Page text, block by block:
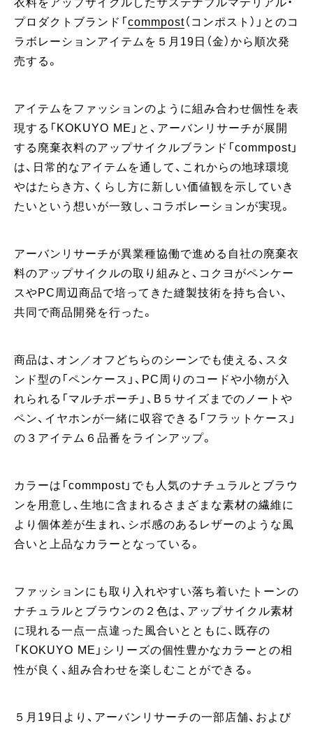
衣料をアップサイクルしたサステナブルマテリアル・
プロダクトブランド「 commpost（コンポスト）」とのコ
ラボレーションアイテムを５月19日（金）から順次発
売する。
アイテムをファッションのように組み合わせ個性を表
現する「KOKUYO ME」と、アーバンリサーチが展開
する廃棄衣料のアップサイクルブランド「commpost」
は、日常的なアイテムを通して、これからの地球環境
やはたらき方、くらし方に新しい価値観を示していき
たいという想いが一致し、コラボレーションが実現。
アーバンリサーチが異業種協働で進める自社の廃棄衣
料のアップサイクルの取り組みと、コクヨがペンケー
スやPC周辺商品で培ってきた縫製技術を持ち合い、
共同で商品開発を行った。
商品は、オン／オフどちらのシーンでも使える、スタ
ンド型の「ペンケース」、PC周りのコードや小物が入
れられる「マルチポーチ」、B５サイズまでのノートや
ペン、イヤホンが一緒に収容できる「フラットケース」
の３アイテム６品番をラインアップ。
カラーは「commpost」でも人気のナチュラルとブラウ
ンを用意し、生地に含まれるさまざまな素材の繊維に
より個体差が生まれ、シボ感のあるレザーのような風
合いと上品なカラーとなっている。
ファッションにも取り入れやすい落ち着いたトーンの
ナチュラルとブラウンの２色は、アップサイクル素材
に現れる一点一点違った風合いとともに、既存の
「KOKUYO ME」シリーズの個性豊かなカラーとの相
性が良く、組み合わせを楽しむことができる。
５月19日より、アーバンリサーチの一部店舗、および